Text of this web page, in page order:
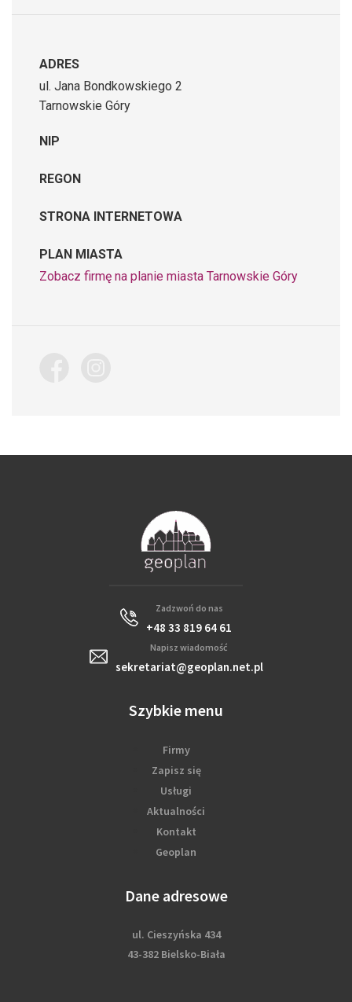
ADRES
ul. Jana Bondkowskiego 2
Tarnowskie Góry
NIP
REGON
STRONA INTERNETOWA
PLAN MIASTA
Zobacz firmę na planie miasta Tarnowskie Góry
Zadzwoń do nas
+48 33 819 64 61
Napisz wiadomość
sekretariat@geoplan.net.pl
Szybkie menu
Firmy
Zapisz się
Usługi
Aktualności
Kontakt
Geoplan
Dane adresowe
ul. Cieszyńska 434
43-382 Bielsko-Biała